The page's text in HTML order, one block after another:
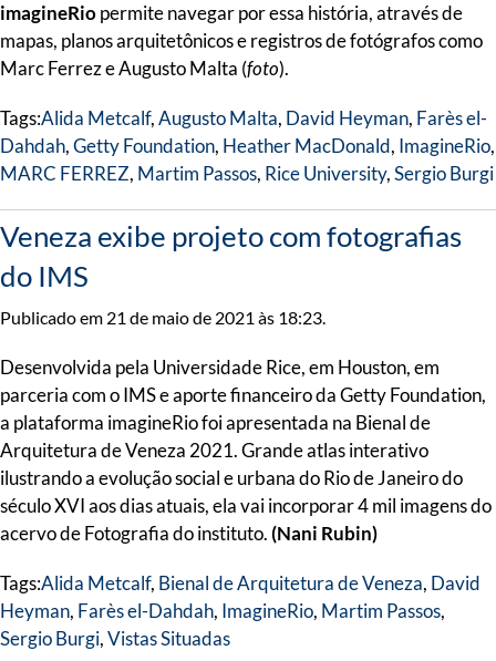
imagineRiopermite navegar por essa história, através de
mapas, planos arquitetônicos e registros de fotógrafos como
Marc Ferrez e Augusto Malta (foto).
Tags:Alida Metcalf,Augusto Malta, David Heyman, Farès el-
Dahdah,Getty Foundation, Heather MacDonald, ImagineRio,
MARC FERREZ, Martim Passos, Rice University,Sergio Burgi
Veneza exibe projeto com fotografias
do IMS
Publicado em 21 de maio de 2021 às 18:23.
Desenvolvida pela Universidade Rice, em Houston, em
parceria com o IMS e aporte financeiro da Getty Foundation,
a plataforma imagineRio foi apresentada na Bienal de
Arquitetura de Veneza 2021. Grande atlas interativo
ilustrando a evolução social e urbana do Rio de Janeiro do
século XVI aos dias atuais, ela vai incorporar 4 mil imagens do
acervo de Fotografia do instituto. (Nani Rubin)
Tags:Alida Metcalf, Bienal de Arquitetura de Veneza, David
Heyman, Farès el-Dahdah, ImagineRio, Martim Passos,
Sergio Burgi,Vistas Situadas